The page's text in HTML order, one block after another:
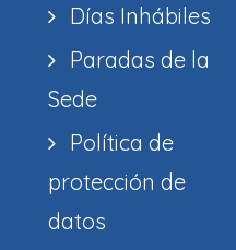
Días Inhábiles
Paradas de la
Sede
Política de
protección de
datos